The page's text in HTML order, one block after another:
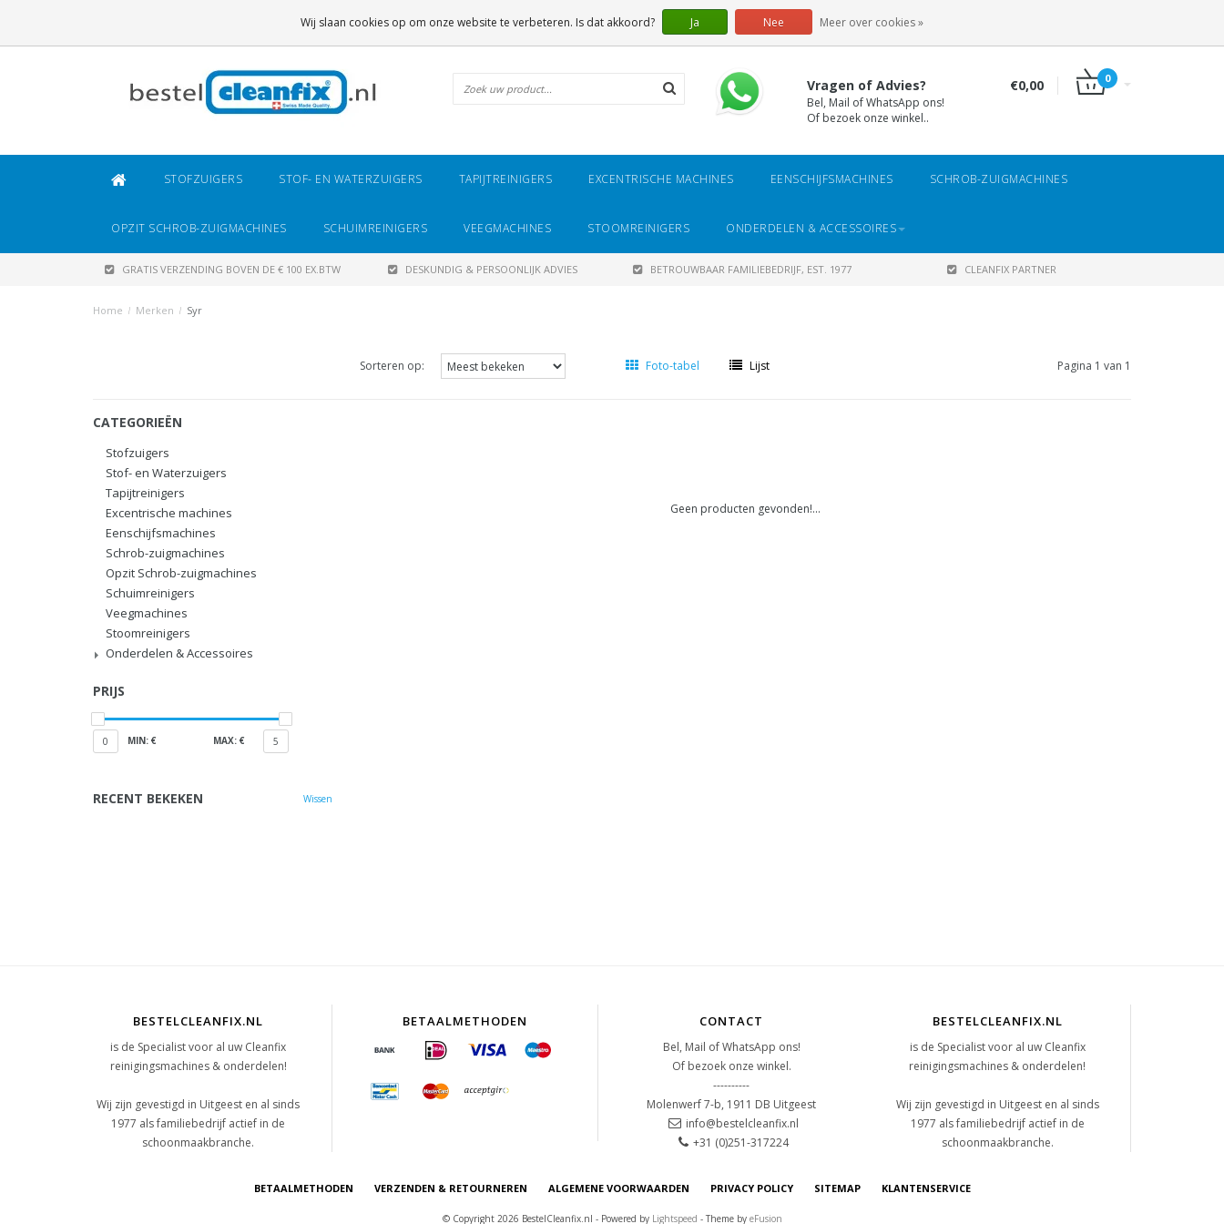
Vragen of Advies?
Bel, Mail of WhatsApp ons!
Of bezoek onze winkel..
€0,00 0
STOFZUIGERS STOF- EN WATERZUIGERS TAPIJTREINIGERS EXCENTRISCHE MACHINES EENSCHIJFSMACHINES SCHROB-ZUIGMACHINES
OPZIT SCHROB-ZUIGMACHINES SCHUIMREINIGERS VEEGMACHINES STOOMREINIGERS ONDERDELEN & ACCESSOIRES
GRATIS VERZENDING BOVEN DE € 100 EX.BTW DESKUNDIG & PERSOONLIJK ADVIES BETROUWBAAR FAMILIEBEDRIJF, EST. 1977 CLEANFIX PARTNER
Home / Merken / Syr
Sorteren op: Foto-tabel Lijst Pagina 1 van 1
CATEGORIEËN
Stofzuigers
Stof- en Waterzuigers
Tapijtreinigers
Excentrische machines
Eenschijfsmachines
Schrob-zuigmachines
Opzit Schrob-zuigmachines
Schuimreinigers
Veegmachines
Stoomreinigers
Onderdelen & Accessoires
PRIJS
0 MIN: € MAX: € 5
RECENT BEKEKEN Wissen
Geen producten gevonden!...
BESTELCLEANFIX.NL
is de Specialist voor al uw Cleanfix
reinigingsmachines & onderdelen!
Wij zijn gevestigd in Uitgeest en al sinds
1977 als familiebedrijf actief in de
schoonmaakbranche.
BETAALMETHODEN CONTACT
Bel, Mail of WhatsApp ons!
Of bezoek onze winkel.
----------
Molenwerf 7-b, 1911 DB Uitgeest
info@bestelcleanfix.nl
+31 (0)251-317224
BESTELCLEANFIX.NL
is de Specialist voor al uw Cleanfix
reinigingsmachines & onderdelen!
Wij zijn gevestigd in Uitgeest en al sinds
1977 als familiebedrijf actief in de
schoonmaakbranche.
BETAALMETHODEN VERZENDEN & RETOURNEREN ALGEMENE VOORWAARDEN PRIVACY POLICY SITEMAP KLANTENSERVICE
© Copyright 2026 BestelCleanfix.nl - Powered by Lightspeed - Theme by eFusion
Wij slaan cookies op om onze website te verbeteren. Is dat akkoord? Ja Nee Meer over cookies »